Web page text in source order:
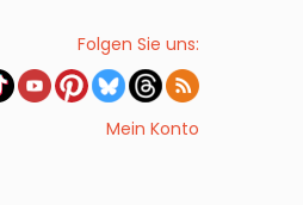
Folgen Sie uns:
Mein Konto